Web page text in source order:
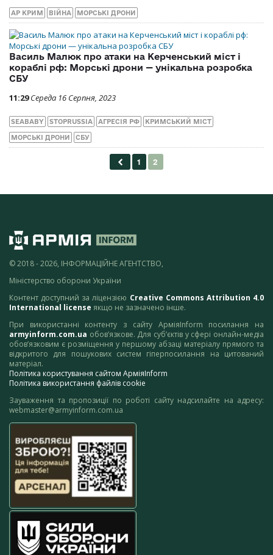
АР КРИМ ВІЙНА МОРСЬКІ ДРОНИ
Василь Малюк про атаки на Керченський міст і
кораблі рф: Морські дрони — унікальна розробка
СБУ
11:29 Середа 16 Серпня, 2023
SEABABY STOPRUSSIA АГРЕСІЯ РФ КРИМСЬКИЙ МІСТ
МОРСЬКІ ДРОНИ СБУ
© 2018 - 2026, ІНФОРМАЦІЙНЕ АГЕНТСТВО,
Міністерство оборони України
Контент доступний за ліцензією Creative Commons Attribution 4.0
International license якщо не зазначено інше.
При використанні контенту з сайту АрміяInform посилання на
armyinform.com.ua обов’язкове. Для суб’єктів у сфері онлайн-медіа
обов’язковим є розміщення у першому абзаці матеріалу прямого та
відкритого для пошукових систем гіперпосилання на цитований
матеріал.
Політика користування сайтом АрміяInform
Політика використання файлів cookie
Зауваження та пропозиції по роботі сайту надсилайте на адресу:
webmaster@armyinform.com.ua